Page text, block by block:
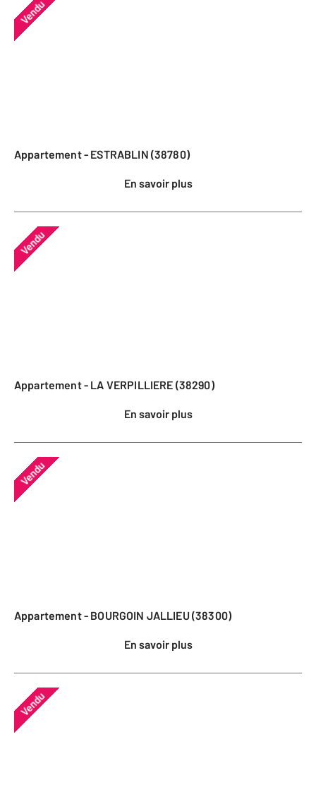
Vendu
Appartement - ESTRABLIN (38780)
En savoir plus
Vendu
Appartement - LA VERPILLIERE (38290)
En savoir plus
Vendu
Appartement - BOURGOIN JALLIEU (38300)
En savoir plus
Vendu